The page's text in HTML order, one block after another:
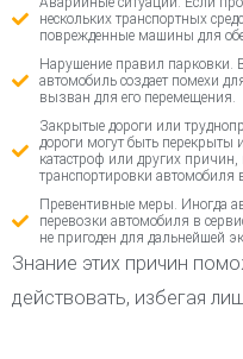
нескольких транспортных
поврежденные машины для
Нарушение правил парковки.
автомобиль создает помехи
вызван для его перемещения.
Закрытые дороги или
дороги могут быть перекрыты
катастроф или других причин,
транспортировки автомобиля
Превентивные меры. Иногда
перевозки автомобиля в
не пригоден для дальнейшей
Знание этих причин
действовать, избегая